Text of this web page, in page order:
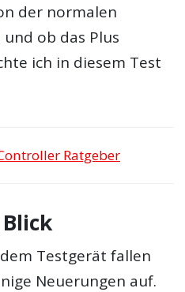
der normalen
ob das Plus
ich in diesem Test
Ratgeber
Testgerät fallen
Neuerungen auf.